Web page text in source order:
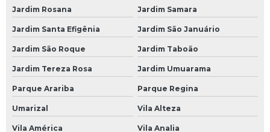
Oficina Mecânica Alinhamento e Balanceamento
Oficina Mecânica Ar Condicionado
Oficina Mecânica Automotiva 24 Horas
Oficina Mecânica Câmbio Automático
Oficina Mecânica Carros
Oficina Mecânica Chevrolet
Jardim Rosana Jardim Samara
Jardim Santa Efigênia Jardim São Januário
Jardim São Roque Jardim Taboão
Jardim Tereza Rosa Jardim Umuarama
Parque Arariba Parque Regina
Umarizal Vila Alteza
Vila América Vila Analia